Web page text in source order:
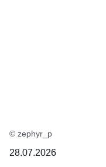
© zephyr_p
28.07.2026